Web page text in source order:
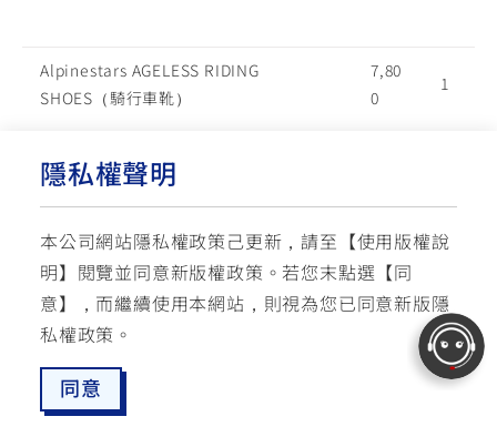
隱私權聲明
本公司網站隱私權政策己更新，請至【使用版權說
明】閱覽並同意新版權政策。 若您末點選【同
意】，而繼續使用本網站，則視為您已同意新版隱
私權政策。
同意
最新消息 愛車配對
Alpinestars AGELESS RIDING
SHOES（騎行車靴）
7,80
0
1
Alpinestars T-SPS SUPERAIR JACKET
*ASIA（防摔夾克）
0
Alpinestars DUNCAN DENIM PANTS
*ASIA（防摔牛仔褲）
6,80
0
1
Alpinestars CITY HUNTER